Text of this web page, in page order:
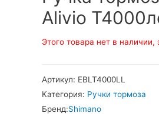
Alivio
Этого товара нет в наличии,
Артикул: EBLT4000LL
Категория: Ручки тормоза
Бренд:Shimano